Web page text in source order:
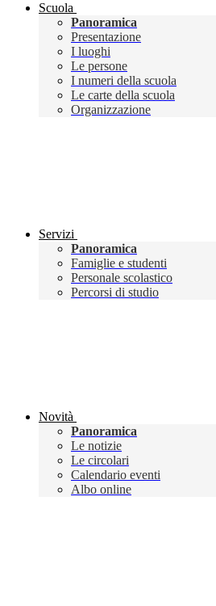
Scuola
Panoramica
Presentazione
I luoghi
Le persone
I numeri della scuola
Le carte della scuola
Organizzazione
Servizi
Panoramica
Famiglie e studenti
Personale scolastico
Percorsi di studio
Novità
Panoramica
Le notizie
Le circolari
Calendario eventi
Albo online